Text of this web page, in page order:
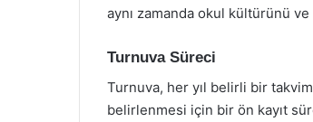
aynı zamanda okul kültürünü
Turnuva Süreci
Turnuva, her yıl belirli bir
belirlenmesi için bir ön kayıt